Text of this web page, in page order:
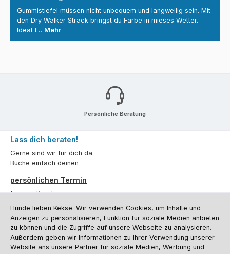
Gummistiefel müssen nicht unbequem und langweilig sein. Mit
den Dry Walker Strack bringst du Farbe in mieses Wetter.
Ideal f… Mehr
Persönliche Beratung
Lass dich beraten!
Gerne sind wir für dich da.
Buche einfach deinen
persönlichen Termin
für eine Beratung.
Oder über unserKontaktformular.
Vertrag widerrufen
Hunde lieben Kekse. Wir verwenden Cookies, um Inhalte und
Anzeigen zu personalisieren, Funktion für soziale Medien anbieten
zu können und die Zugriffe auf unsere Webseite zu analysieren.
Außerdem geben wir Informationen zu Ihrer Verwendung unserer
Website ans unsere Partner für soziale Medien, Werbung und